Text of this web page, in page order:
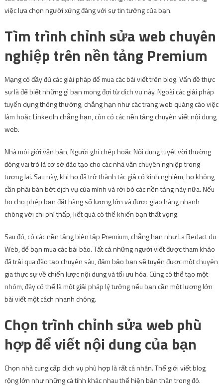
việc lựa chọn người xứng đáng với sự tin tưởng của bạn.
Tìm trình chỉnh sửa web chuyên
nghiệp trên nền tảng Premium
Mạng có đầy đủ các giải pháp để mua các bài viết trên blog. Vấn đề thực
sự là để biết những gì bạn mong đợi từ dịch vụ này. Ngoài các giải pháp
tuyển dụng thông thường, chẳng hạn như các trang web quảng cáo việc
làm hoặc LinkedIn chẳng hạn, còn có các nền tảng chuyên viết nội dung
web.
Nhà môi giới văn bản, Người ghi chép hoặc Nội dung tuyệt vời thường
đóng vai trò là cơ sở đào tạo cho các nhà văn chuyên nghiệp trong
tương lai. Sau này, khi họ đã trở thành tác giả có kinh nghiệm, họ không
cần phải bán bớt dịch vụ của mình và rời bỏ các nền tảng này nữa. Nếu
họ cho phép bạn đặt hàng số lượng lớn và được giao hàng nhanh
chóng với chi phí thấp, kết quả có thể khiến bạn thất vọng.
Sau đó, có các nền tảng biên tập Premium, chẳng hạn như La Redact du
Web, để bạn mua các bài báo. Tất cả những người viết được tham khảo
đã trải qua đào tạo chuyên sâu, đảm bảo bạn sẽ tuyển được một chuyên
gia thực sự về chiến lược nội dung và tối ưu hóa. Cũng có thể tạo một
nhóm, đây có thể là một giải pháp lý tưởng nếu bạn cần một lượng lớn
bài viết một cách nhanh chóng.
Chọn trình chỉnh sửa web phù
hợp để viết nội dung của bạn
Chọn nhà cung cấp dịch vụ phù hợp là rất cá nhân. Thế giới viết blog
rộng lớn như những cá tính khác nhau thể hiện bản thân trong đó.